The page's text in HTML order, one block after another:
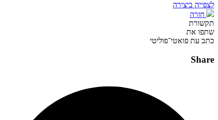
לצפייה ביצירה
חזרה
תקשורת
שתפו את
כתב עת פואטי־פוליטי
Share